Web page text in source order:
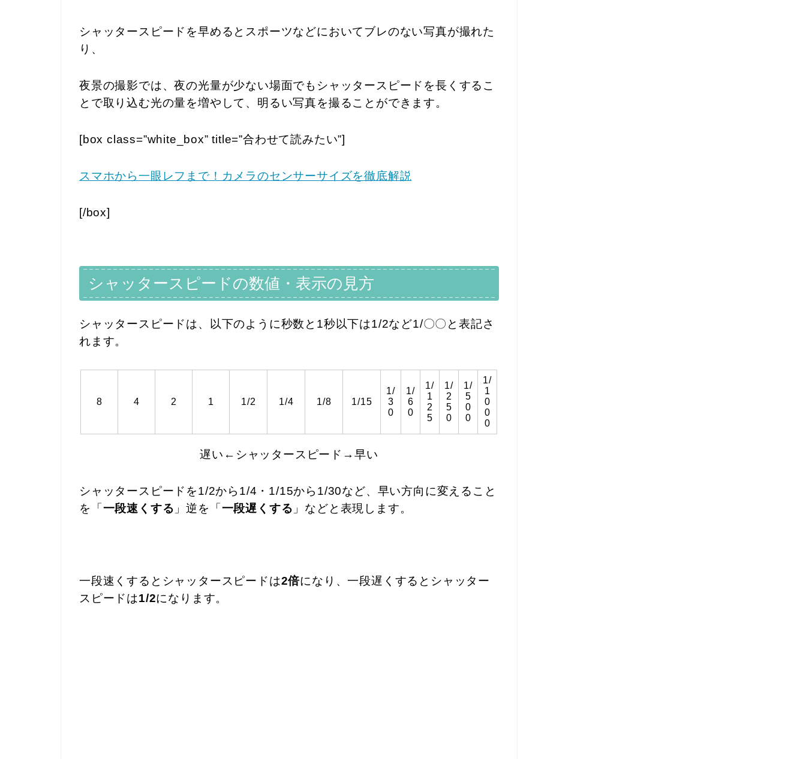
シャッタースピードを早めるとスポーツなどにおいてブレのない写真が撮れた
り、
夜景の撮影では、夜の光量が少ない場面でもシャッタースピードを長くするこ
とで取り込む光の量を増やして、明るい写真を撮ることができます。
[box class=”white_box” title=”合わせて読みたい”]
スマホから一眼レフまで！カメラのセンサーサイズを徹底解説
[/box]
シャッタースピードの数値・表示の見方
シャッタースピードは、以下のように秒数と1秒以下は1/2など1/〇〇と表記さ
れます。
8 4 2 1 1/2 1/4 1/8 1/15
1/
3
0
1/
6
0
1/
1
2
5
1/
2
5
0
1/
5
0
0
1/
1
0
0
0
遅い←シャッタースピード→早い
シャッタースピードを1/2から1/4・1/15から1/30など、早い方向に変えること
を「 一段速くする 」逆を「 一段遅くする 」などと表現します。
一段速くするとシャッタースピードは2倍になり、一段遅くするとシャッター
スピードは1/2になります。